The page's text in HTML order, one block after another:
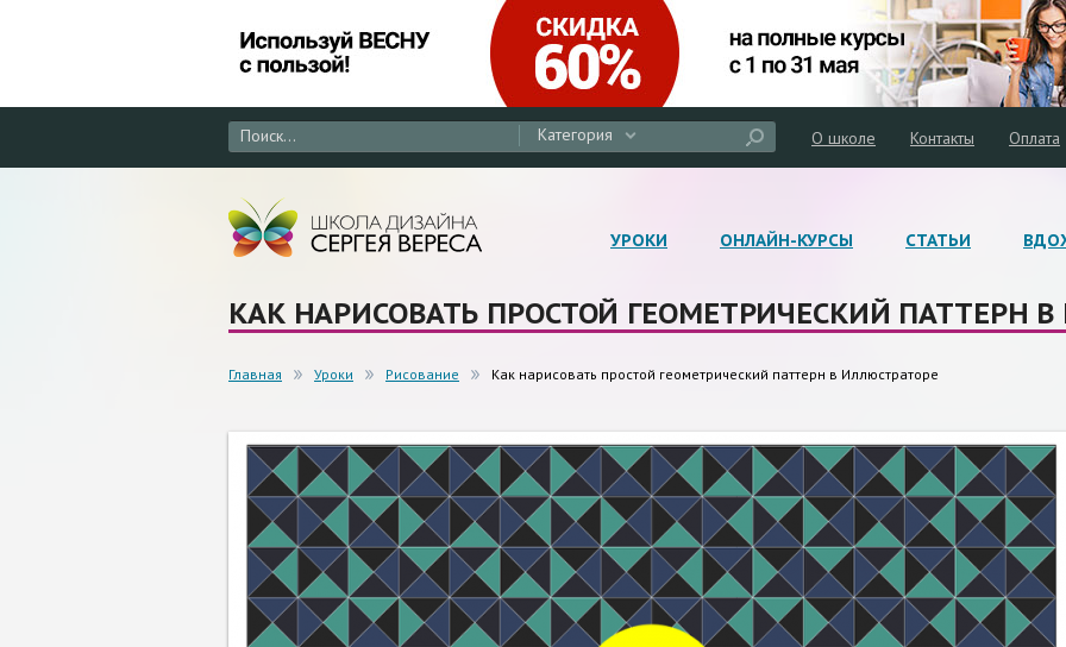
Категория О школе Контакты Оплата
УРОКИ ОНЛАЙН-КУРСЫ СТАТЬИ
КАК НАРИСОВАТЬ ПРОСТОЙ ГЕОМЕТРИЧЕСКИЙ ПАТТЕРН
Главная Уроки Рисование Как нарисовать простой геометрический паттерн в Иллюстраторе